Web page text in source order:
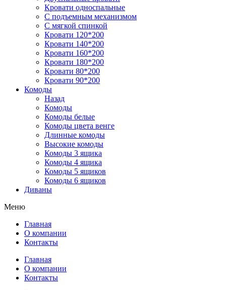
Кровати односпальные
С подъемным механизмом
С мягкой спинкой
Кровати 120*200
Кровати 140*200
Кровати 160*200
Кровати 180*200
Кровати 80*200
Кровати 90*200
Комоды
Назад
Комоды
Комоды белые
Комоды цвета венге
Длинные комоды
Высокие комоды
Комоды 3 ящика
Комоды 4 ящика
Комоды 5 ящиков
Комоды 6 ящиков
Диваны
Меню
Главная
О компании
Контакты
Главная
О компании
Контакты